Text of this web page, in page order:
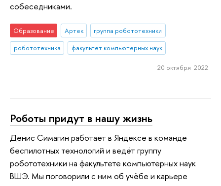
собеседниками.
Образование Артек
группа робототехники
робототехника
факультет компьютерных наук
20 октября 2022
Роботы придут в нашу жизнь
Денис Симагин работает в Яндексе в команде
беспилотных технологий и ведёт группу
робототехники на факультете компьютерных наук
ВШЭ. Мы поговорили с ним об учёбе и карьере